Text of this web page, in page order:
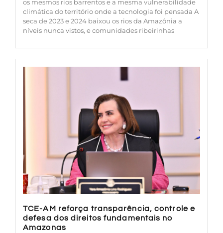
os mesmos rios barrentos e a mesma vulnerabilidade
climática do território onde a tecnologia foi pensada A
seca de 2023 e 2024 baixou os rios da Amazônia a
níveis nunca vistos, e comunidades ribeirinhas
TCE-AM reforça transparência, controle e
defesa dos direitos fundamentais no
Amazonas